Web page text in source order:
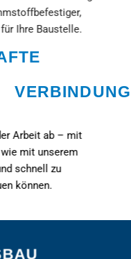
Ihre Baustelle.
Arbeit ab – mit
mit unserem
schnell zu
können.
VERBINDUNG